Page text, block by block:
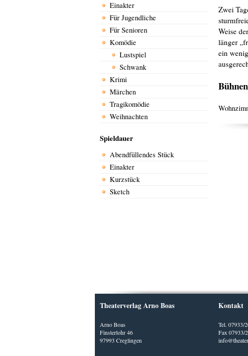
Einakter
Für Jugendliche
Für Senioren
Komödie
Lustspiel
Schwank
Krimi
Märchen
Tragikomödie
Weihnachten
Spieldauer
Abendfüllendes Stück
Einakter
Kurzstück
Sketch
Zwei
Weise
länger
ein
Theaterverlag Arno Boas
Arno Boas
Finsterlohr 46
97993 Creglingen
Kontakt
Tel. 07933/
Fax 07933/